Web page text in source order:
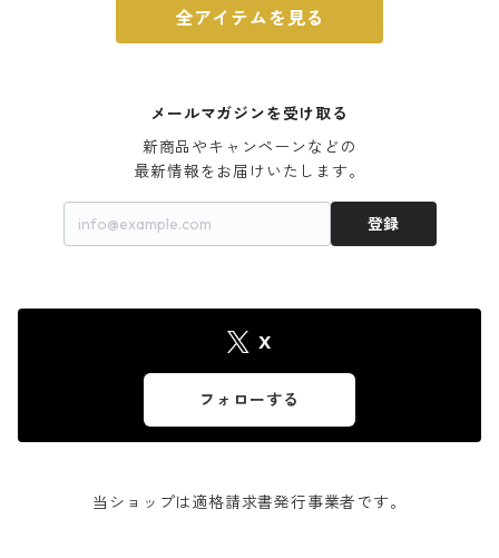
全アイテムを見る
メールマガジンを受け取る
新商品やキャンペーンなどの
最新情報をお届けいたします。
登録
X
フォローする
当ショップは適格請求書発行事業者です。